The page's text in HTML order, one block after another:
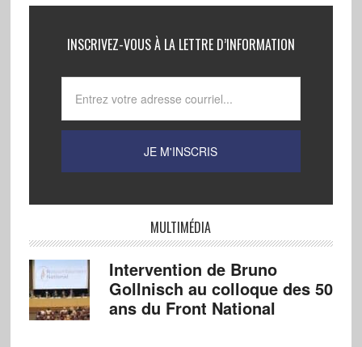
INSCRIVEZ-VOUS À LA LETTRE D’INFORMATION
MULTIMÉDIA
Intervention de Bruno
Gollnisch au colloque des 50
ans du Front National